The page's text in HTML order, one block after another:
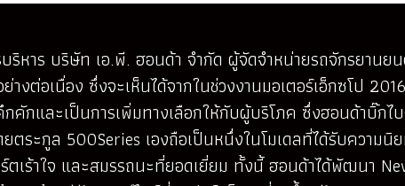
ริหาร บริษัท เอ.พี. ฮอนด้า จำกัด ผู้จัดจำหน่ายรถจักรยานย
างต่อเนื่อง ซึ่งจะเห็นได้จากในช่วงงานมอเตอร์เอ็กซโป
คักและเป็นการเพิ่มทางเลือกให้กับผู้บริโภค ซึ่งฮอนด้าบิ๊ก
ระกูล 500Series เองถือเป็นหนึ่งในโมเดลที่ได้รับความนิ
เร้าใจ และสมรรถนะที่ยอดเยี่ยม ทั้งนี้ ฮอนด้าได้พัฒนา